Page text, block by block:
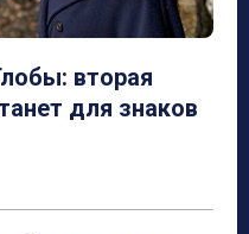
вторая
для знаков